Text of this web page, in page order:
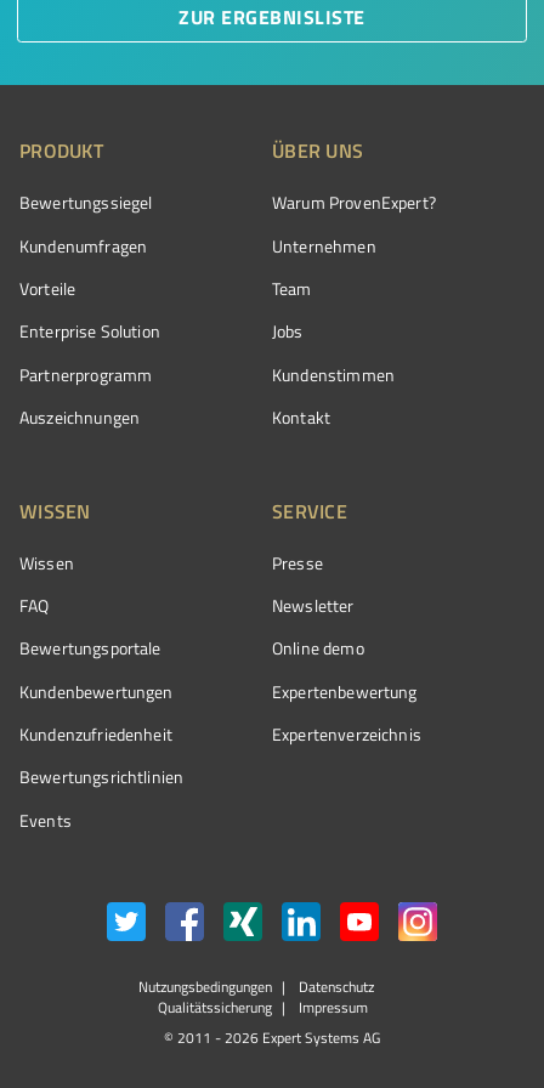
ZUR ERGEBNISLISTE
PRODUKT
Bewertungssiegel
Kundenumfragen
Vorteile
Enterprise Solution
Partnerprogramm
Auszeichnungen
ÜBER UNS
Warum ProvenExpert?
Unternehmen
Team
Jobs
Kundenstimmen
Kontakt
WISSEN
Wissen
FAQ
Bewertungsportale
Kundenbewertungen
Kundenzufriedenheit
Bewertungs­richtlinien
Events
SERVICE
Presse
Newsletter
Online demo
Expertenbewertung
Expertenverzeichnis
Nutzungsbedingungen
Datenschutz
Qualitätssicherung
Impressum
© 2011 - 2026 Expert Systems AG